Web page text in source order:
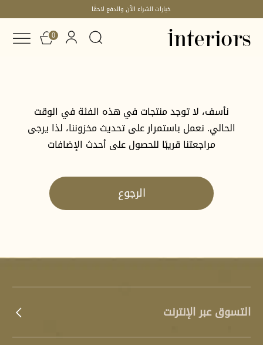
خيارات الشراء الآن والدفع لاحقًا
0
نأسف، لا توجد منتجات في هذه الفئة في الوقت
الحالي. نعمل باستمرار على تحديث مخزوننا، لذا يرجى
مراجعتنا قريبًا للحصول على أحدث الإضافات
الرجوع
التسوق عبر الإنترنت